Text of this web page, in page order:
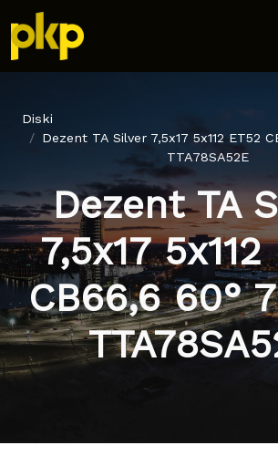
Diski
Dezent TA Silver 7,5x17 5x112 ET52
TTA78SA52E
Dezent TA
7,5x17
CB66,6 60°